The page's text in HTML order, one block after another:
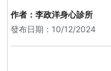
作者： 李政洋身心診所
發布日期：10/12/2024